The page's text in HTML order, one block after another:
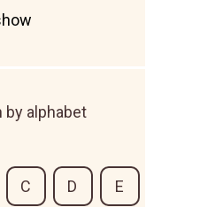
by alphabet
C D E